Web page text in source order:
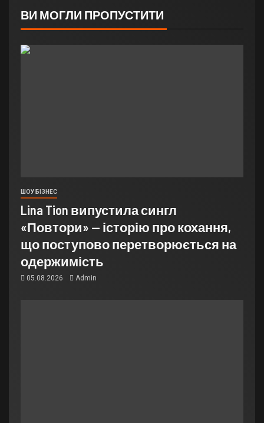
ВИ МОГЛИ ПРОПУСТИТИ
ШОУ БІЗНЕС
Lina Tion випустила сингл
«Повтори» — історію про кохання,
що поступово перетворюється на
одержимість
05.08.2026 Admin